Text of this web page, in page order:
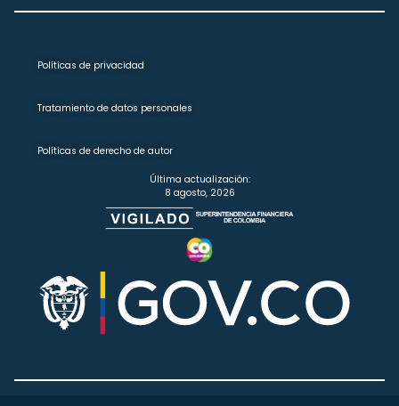
Políticas de privacidad
Tratamiento de datos personales
Políticas de derecho de autor
Última actualización:
8 agosto, 2026